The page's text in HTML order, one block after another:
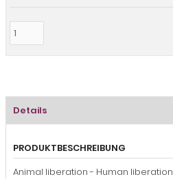
Details
PRODUKTBESCHREIBUNG
Animal liberation - Human liberation